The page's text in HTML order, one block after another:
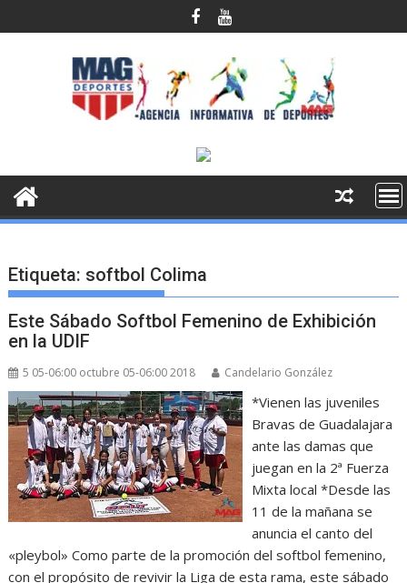
al
Etiqueta: softbol Colima
Este Sábado Softbol Femenino de Exhibición
en la UDIF
5 05-06:00 octubre 05-06:00 2018 Candelario González
*Vienen las juveniles
Bravas de Guadalajara
ante las damas que
juegan en la 2ª Fuerza
Mixta local *Desde las
11 de la mañana se
anuncia el canto del
«pleybol» Como parte de la promoción del softbol femenino,
con el propósito de revivir la Liga de esta rama, este sábado